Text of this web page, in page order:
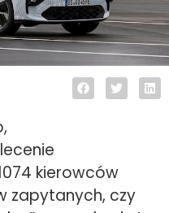
kierowców
zapytanych, czy